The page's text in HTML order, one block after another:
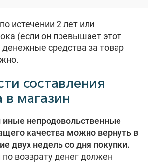
истечении 2 лет или
(если он превышает этот
денежные средства за товар
составления
в магазин
непродовольственные
качества можно вернуть в
двух недель со дня покупки.
по возврату денег должен